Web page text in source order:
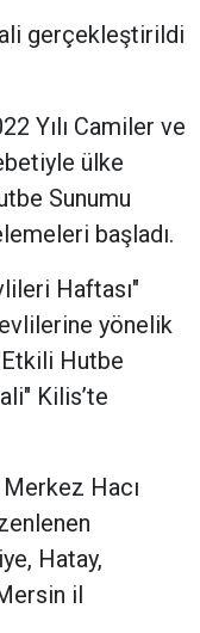
gerçekleştirildi
Yılı Camiler ve
ülke
Sunumu
başladı.
Haftası"
yönelik
Hutbe
Kilis’te
Hacı
Hatay,
il